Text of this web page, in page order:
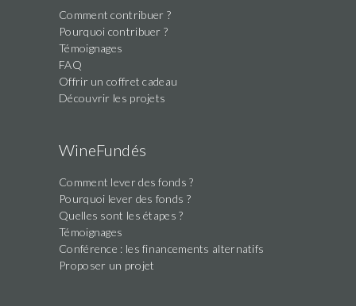
this
field
Comment contribuer ?
Pourquoi contribuer ?
Témoignages
FAQ
Offrir un coffret cadeau
Découvrir les projets
WineFundés
Comment lever des fonds ?
Pourquoi lever des fonds ?
Quelles sont les étapes ?
Témoignages
Conférence : les financements alternatifs
Proposer un projet